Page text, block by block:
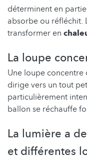
déterminent en
absorbe ou réfléchit.
transformer en
La loupe
Une loupe concentre
dirige vers un tout
particulièrement
ballon se réchauffe
La lumière a
et différentes